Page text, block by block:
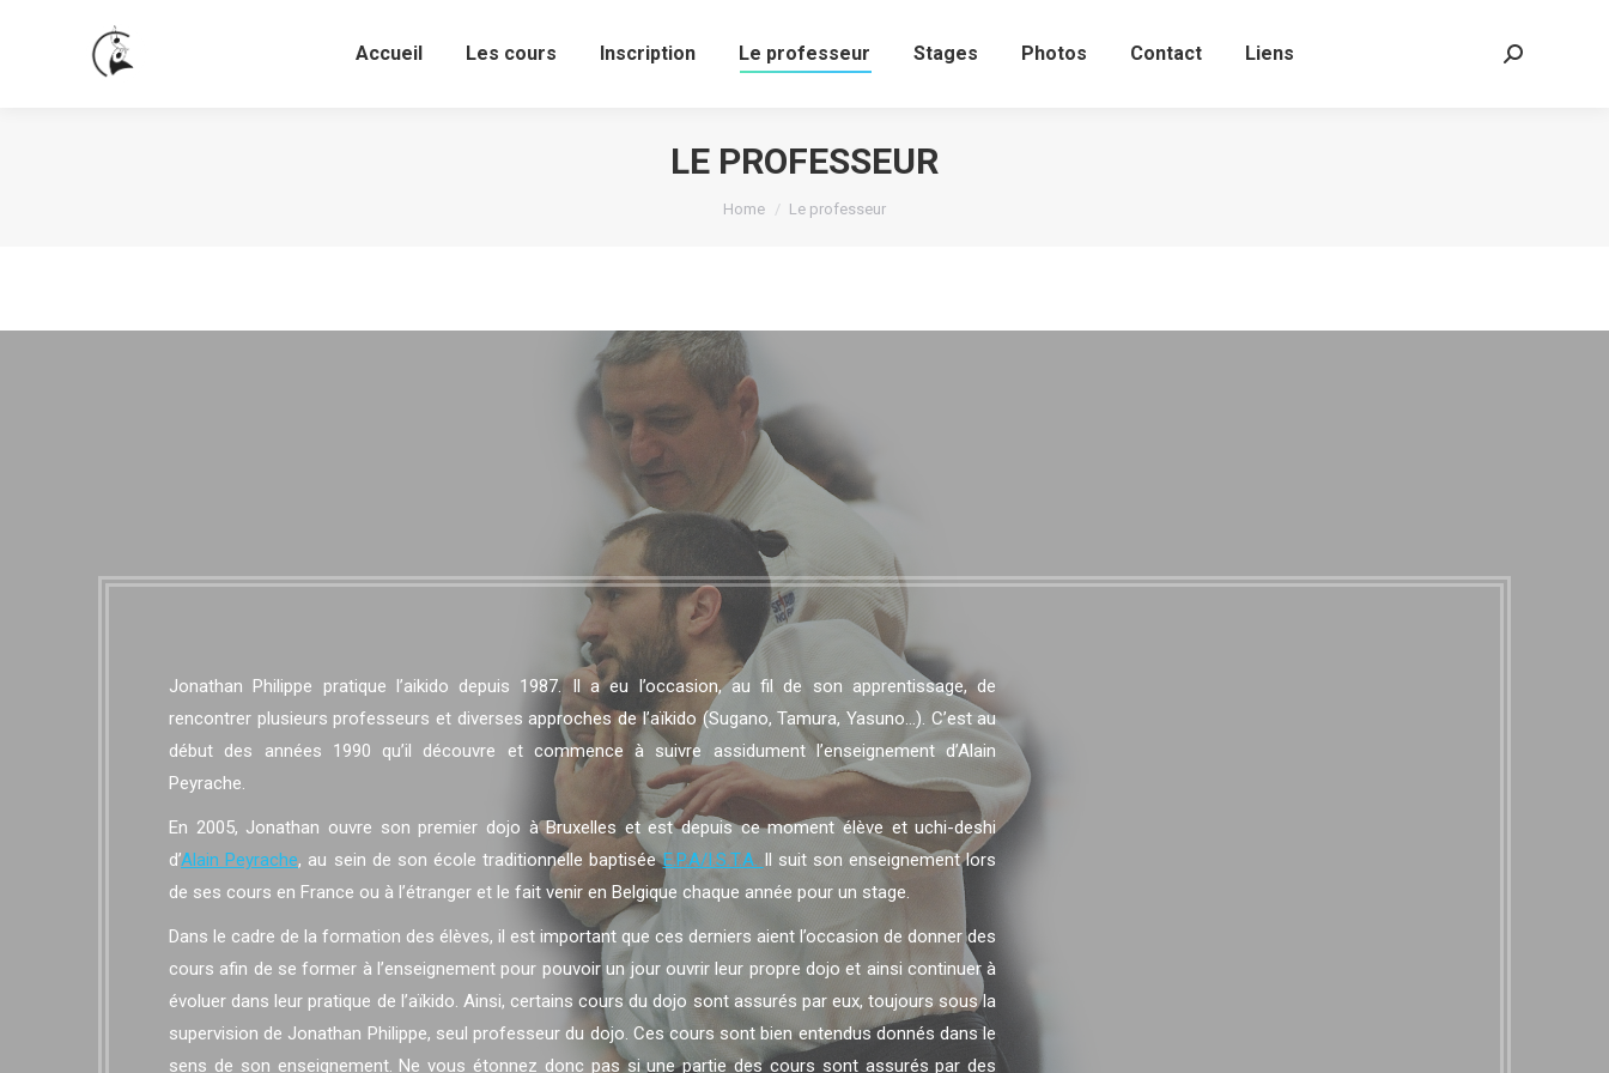
Accueil Les cours Inscription Le professeur Stages Photos Contact Liens Search:
LE PROFESSEUR
You are here:
Home Le professeur
Jonathan Philippe pratique l’aikido depuis 1987. Il a eu l’occasion, au fil de son apprentissage, de
rencontrer plusieurs professeurs et diverses approches de l’aïkido (Sugano, Tamura, Yasuno…). C’est au
début des années 1990 qu’il découvre et commence à suivre assidument l’enseignement d’Alain
Peyrache.
En 2005, Jonathan ouvre son premier dojo à Bruxelles et est depuis ce moment élève et uchi-deshi
d’Alain Peyrache, au sein de son école traditionnelle baptiséeE.P.A/I.S.T.A. Il suit son enseignement lors
de ses cours en France ou à l’étranger et le fait venir en Belgique chaque année pour un stage.
Dans le cadre de la formation des élèves, il est important que ces derniers aient l’occasion de donner des
cours afin de se former à l’enseignement pour pouvoir un jour ouvrir leur propre dojo et ainsi continuer à
évoluer dans leur pratique de l’aïkido. Ainsi, certains cours du dojo sont assurés par eux, toujours sous la
supervision de Jonathan Philippe, seul professeur du dojo. Ces cours sont bien entendus donnés dans le
sens de son enseignement. Ne vous étonnez donc pas si une partie des cours sont assurés par des
Search: